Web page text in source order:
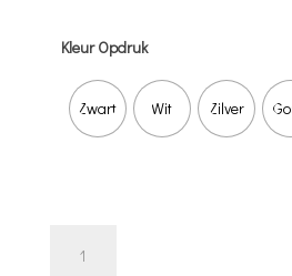
Kleur Opdruk
Zwart Wit Zilver